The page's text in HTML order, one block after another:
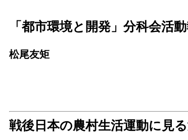
「都市環境と開発」分科会活
松尾友矩
戦後日本の農村生活運動に見